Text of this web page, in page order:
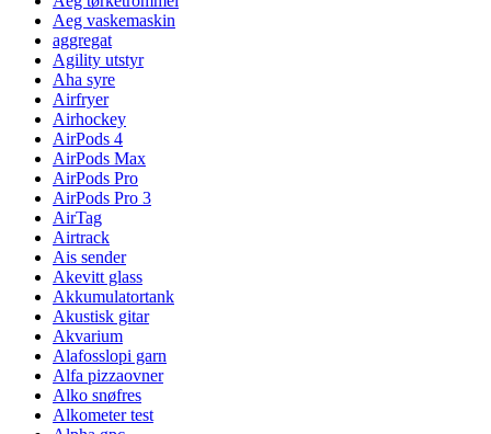
Aeg vaskemaskin
aggregat
Agility utstyr
Aha syre
Airfryer
Airhockey
AirPods 4
AirPods Max
AirPods Pro
AirPods Pro 3
AirTag
Airtrack
Ais sender
Akevitt glass
Akkumulatortank
Akustisk gitar
Akvarium
Alafosslopi garn
Alfa pizzaovner
Alko snøfres
Alkometer test